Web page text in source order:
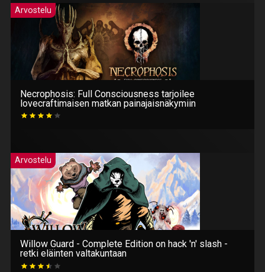
Arvostelu
Necrophosis: Full Consciousness tarjoilee
lovecraftimaisen matkan painajaisnäkymiin
Arvostelu
Willow Guard - Complete Edition on hack 'n' slash -
retki eläinten valtakuntaan